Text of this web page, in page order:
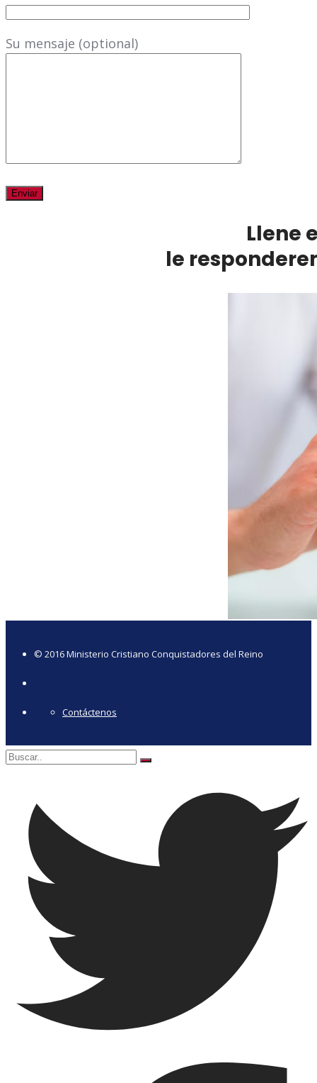
Su mensaje (optional)
Llene
le
© 2016 Ministerio Cristiano Conquistadores del Reino
Contáctenos